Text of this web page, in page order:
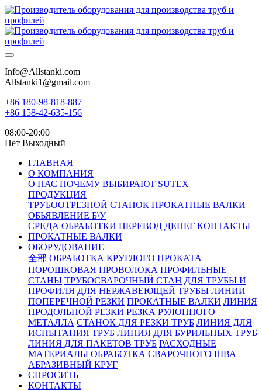
Info@Allstanki.com
Allstanki1@gmail.com
+86 180-98-818-887
+86 158-42-635-156
08:00-20:00
Нет Выходный
ГЛАВНАЯ
О КОМПАНИЯ
О НАС ПОЧЕМУ ВЫБИРАЮТ SUTEX
ПРОДУКЦИЯ
ТРУБООТРЕЗНОЙ СТАНОК ПРОКАТНЫЕ ВАЛКИ
ОБЬЯВЛЕНИЕ Б\У
СРЕДА ОБРАБОТКИ ПЕРЕВОД ДЕНЕГ КОНТАКТЫ
ПРОКАТНЫЕ ВАЛКИ
ОБОРУДОВАНИЕ
全部 ОБРАБОТКА КРУГЛОГО ПРОКАТА
ПОРОШКОВАЯ ПРОВОЛОКА ПРОФИЛЬНЫЕ
СТАНЫ ТРУБОСВАРОЧНЫЙ СТАН ДЛЯ ТРУБЫ И
ПРОФИЛЯ ДЛЯ НЕРЖАВЕЮЩЕЙ ТРУБЫ ЛИНИИ
ПОПЕРЕЧНОЙ РЕЗКИ ПРОКАТНЫЕ ВАЛКИ ЛИНИЯ
ПРОДОЛЬНОЙ РЕЗКИ РЕЗКА РУЛОННОГО
МЕТАЛЛА СТАНОК ДЛЯ РЕЗКИ ТРУБ ЛИНИЯ ДЛЯ
ИСПЫТАНИЯ ТРУБ ЛИНИЯ ДЛЯ БУРИЛЬНЫХ ТРУБ
ЛИНИЯ ДЛЯ ПАКЕТОВ ТРУБ РАСХОДНЫЕ
МАТЕРИАЛЫ OБРАБОТКА СВАРОЧНОГО ШВА
АБРАЗИВНЫЙ КРУГ
СПРОСИТЬ
КОНТАКТЫ